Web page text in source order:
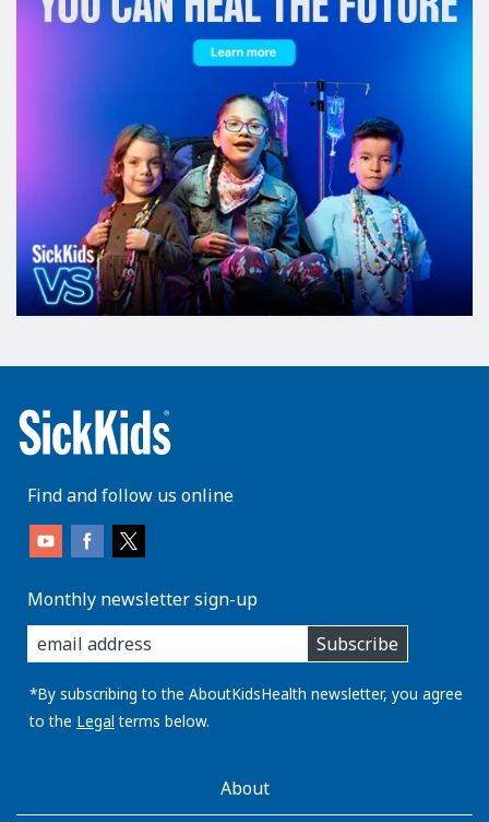
Find and follow us online
Monthly newsletter sign-up
enter
you
email
address:
Subscribe
*By subscribing to the AboutKidsHealth newsletter, you agree
to the Legal terms below.
AboutKidsHealthAbout